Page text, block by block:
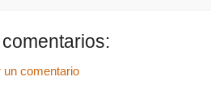
un comentario